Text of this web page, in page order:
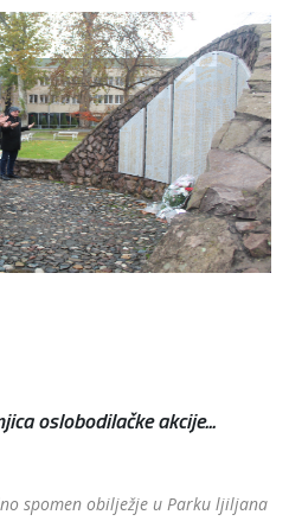
oslobodilačke akcije...
spomen obilježje u Parku ljiljana